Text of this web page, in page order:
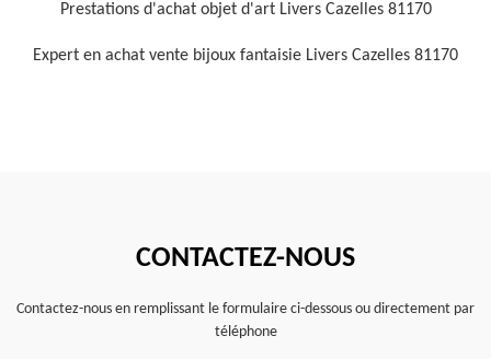
Prestations d'achat objet d'art Livers Cazelles 81170
Expert en achat vente bijoux fantaisie Livers Cazelles 81170
CONTACTEZ-NOUS
Contactez-nous en remplissant le formulaire ci-dessous ou directement par
téléphone